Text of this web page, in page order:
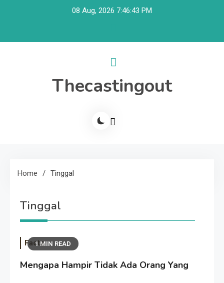
08 Aug, 2026 7:46:43 PM
Thecastingout
Home Tinggal
Tinggal
1 MIN READ
Facts
Mengapa Hampir Tidak Ada Orang Yang